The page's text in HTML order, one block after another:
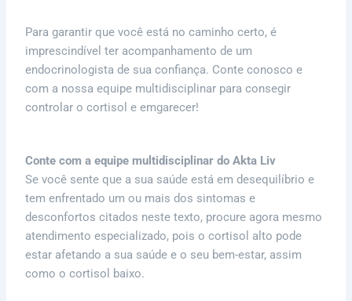
Para garantir que você está no caminho certo, é
imprescindível ter acompanhamento de um
endocrinologista de sua confiança. Conte conosco e
com a nossa equipe multidisciplinar para consegir
controlar o cortisol e emgarecer!
Conte com a equipe multidisciplinar do Akta Liv
Se você sente que a sua saúde está em desequilíbrio e
tem enfrentado um ou mais dos sintomas e
desconfortos citados neste texto, procure agora mesmo
atendimento especializado, pois o cortisol alto pode
estar afetando a sua saúde e o seu bem-estar, assim
como o cortisol baixo.